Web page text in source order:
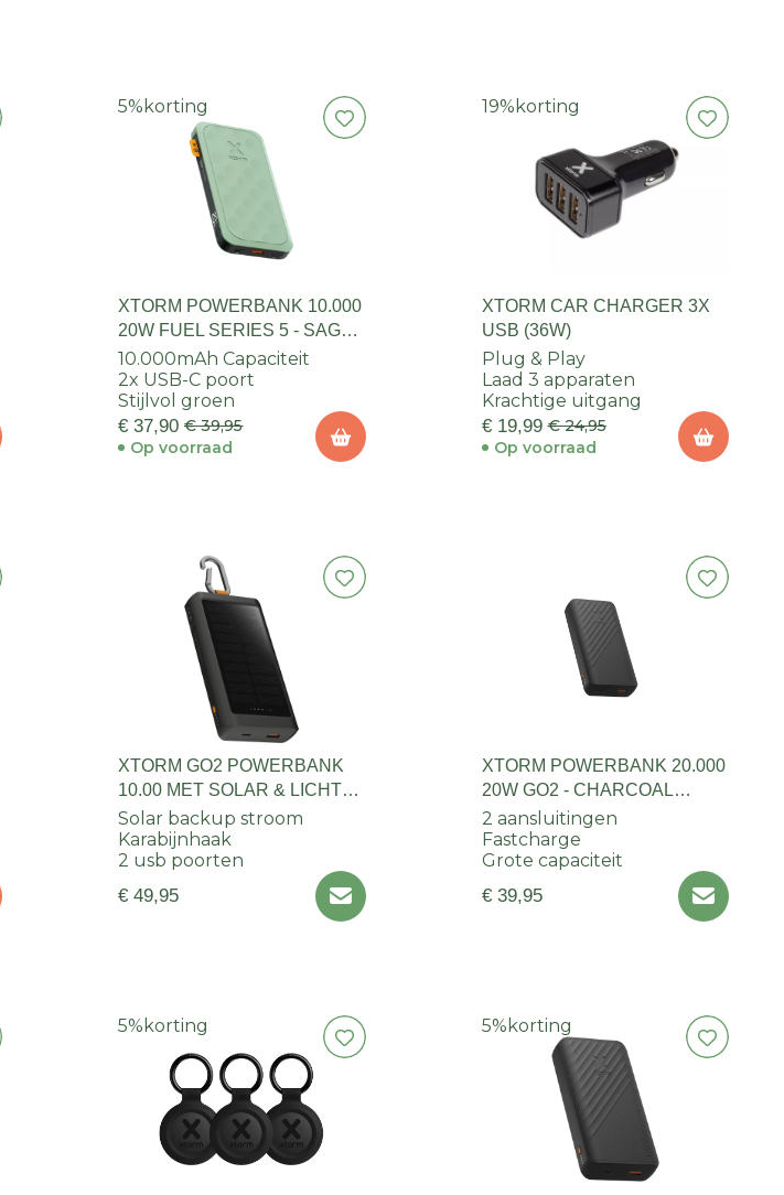
5% korting
XTORM POWERBANK 10.000
20W FUEL SERIES 5 - SAGE
GREEN
10.000mAh Capaciteit
2x USB-C poort
Stijlvol groen
€ 37,90 € 39,95
Op voorraad
19% korting
XTORM CAR CHARGER 3X
USB (36W)
Plug & Play
Laad 3 apparaten
Krachtige uitgang
€ 19,99 € 24,95
Op voorraad
XTORM GO2 POWERBANK
10.00 MET SOLAR & LICHT
20W
Solar backup stroom
Karabijnhaak
2 usb poorten
€ 49,95
XTORM POWERBANK 20.000
20W GO2 - CHARCOAL
BLACK
2 aansluitingen
Fastcharge
Grote capaciteit
€ 39,95
5% korting 5% korting